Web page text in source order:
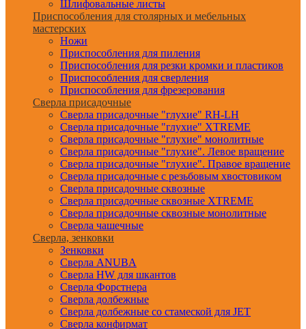
Шлифовальные листы
Приспособления для столярных и мебельных
мастерских
Ножи
Приспособления для пиления
Приспособления для резки кромки и пластиков
Приспособления для сверления
Приспособления для фрезерования
Сверла присадочные
Сверла присадочные "глухие" RH-LH
Сверла присадочные "глухие" XTREME
Сверла присадочные "глухие" монолитные
Сверла присадочные "глухие". Левое вращение
Сверла присадочные "глухие". Правое вращение
Сверла присадочные с резьбовым хвостовиком
Сверла присадочные сквозные
Сверла присадочные сквозные XTREME
Сверла присадочные сквозные монолитные
Сверла чашечные
Сверла, зенковки
Зенковки
Сверла ANUBA
Сверла HW для шкантов
Сверла Форстнера
Сверла долбежные
Сверла долбежные со стамеской для JET
Сверла конфирмат